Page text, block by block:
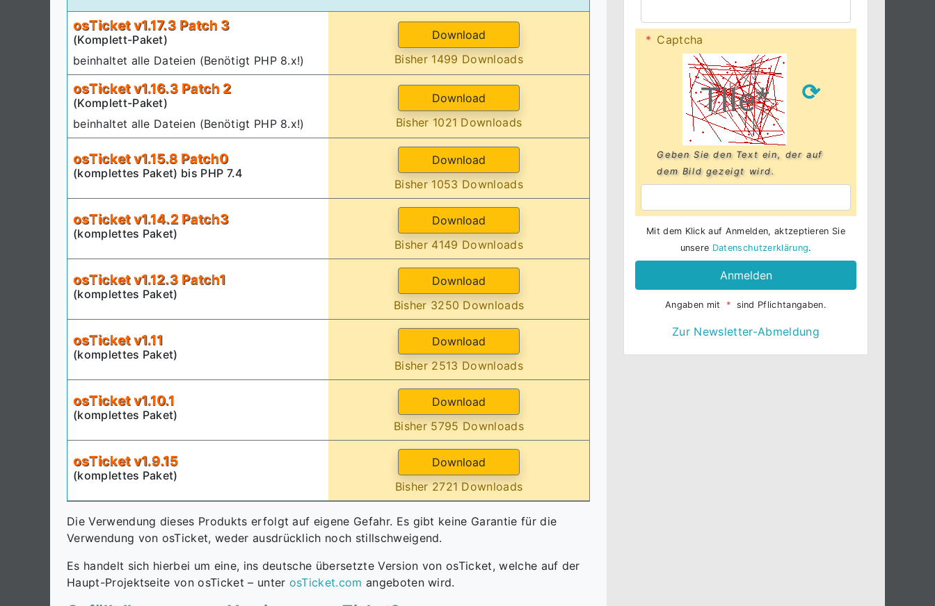
osTicket v1.17.3 Patch 3
(Komplett-Paket)
beinhaltet alle Dateien (Benötigt PHP 8.x!)
Bisher 1499 Downloads
osTicket v1.16.3 Patch 2
(Komplett-Paket)
beinhaltet alle Dateien (Benötigt PHP 8.x!)
Bisher 1021 Downloads
osTicket v1.15.8 Patch0
(komplettes Paket) bis PHP 7.4
Bisher 1053 Downloads
osTicket v1.14.2 Patch3
(komplettes Paket)
Bisher 4149 Downloads
osTicket v1.12.3 Patch1
(komplettes Paket)
Bisher 3250 Downloads
osTicket v1.11
(komplettes Paket)
Bisher 2513 Downloads
osTicket v1.10.1
(komplettes Paket)
Bisher 5795 Downloads
osTicket v1.9.15
(komplettes Paket)
Bisher 2721 Downloads
Die Verwendung dieses Produkts erfolgt auf eigene Gefahr. Es gibt keine Garantie für die
Verwendung von osTicket, weder ausdrücklich noch stillschweigend.
Es handelt sich hierbei um eine, ins deutsche übersetzte Version von osTicket, welche auf der
Haupt-Projektseite von osTicket – unter osTicket.com angeboten wird.
* Captcha
⟳
Geben Sie den Text ein, der auf
dem Bild gezeigt wird.
Mit dem Klick auf Anmelden, aktzeptieren Sie
unsere Datenschutzerklärung.
Angaben mit * sind Pflichtangaben.
Zur Newsletter-Abmeldung